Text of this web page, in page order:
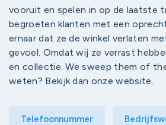
vooruit en spelen in op de laatste
begroeten klanten met een
ernaar dat ze de winkel verlaten
gevoel. Omdat wij ze verrast
en collectie. We sweep them of
weten? Bekijk dan onze website.
Telefoonnummer